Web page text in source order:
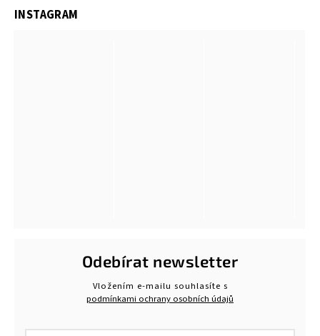
INSTAGRAM
Odebírat newsletter
Vložením e-mailu souhlasíte s
podmínkami ochrany osobních údajů